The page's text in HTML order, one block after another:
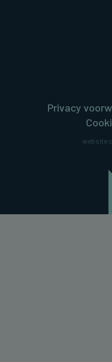
Privacy
website